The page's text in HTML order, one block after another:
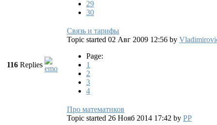
29
30
116 Replies
Связь и тарифы
Topic started 02 Авг 2009 12:56 by
Page:
1
2
3
4
Про математиков
Topic started 26 Нояб 2014 17:42 by PP